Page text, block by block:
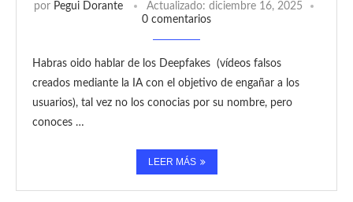
por Pegui Dorante Actualizado: diciembre 16, 2025
0 comentarios
Habras oido hablar de los Deepfakes (vídeos falsos
creados mediante la IA con el objetivo de engañar a los
usuarios), tal vez no los conocias por su nombre, pero
conoces …
LEER MÁS